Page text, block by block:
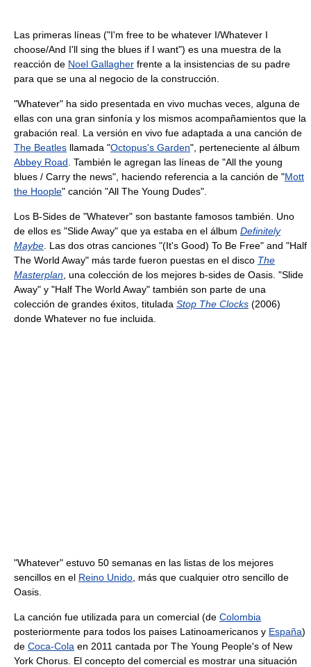
Las primeras líneas ("I'm free to be whatever I/Whatever I
choose/And I'll sing the blues if I want") es una muestra de la
reacción de Noel Gallagher frente a la insistencias de su padre
para que se una al negocio de la construcción.
"Whatever" ha sido presentada en vivo muchas veces, alguna de
ellas con una gran sinfonía y los mismos acompañamientos que la
grabación real. La versión en vivo fue adaptada a una canción de
The Beatles llamada "Octopus's Garden", perteneciente al álbum
Abbey Road . También le agregan las líneas de "All the young
blues / Carry the news", haciendo referencia a la canción de "Mott
the Hoople" canción "All The Young Dudes".
Los B-Sides de "Whatever" son bastante famosos también. Uno
de ellos es "Slide Away" que ya estaba en el álbum Definitely
Maybe . Las dos otras canciones "(It's Good) To Be Free" and "Half
The World Away" más tarde fueron puestas en el disco The
Masterplan , una colección de los mejores b-sides de Oasis. "Slide
Away" y "Half The World Away" también son parte de una
colección de grandes éxitos, titulada Stop The Clocks (2006)
donde Whatever no fue incluida.
"Whatever" estuvo 50 semanas en las listas de los mejores
sencillos en el Reino Unido , más que cualquier otro sencillo de
Oasis.
La canción fue utilizada para un comercial (de Colombia
posteriormente para todos los paises Latinoamericanos y España)
de Coca-Cola en 2011 cantada por The Young People's of New
York Chorus. El concepto del comercial es mostrar una situación